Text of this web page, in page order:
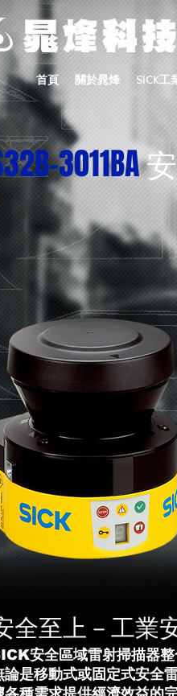
首頁 關於晁烽 SICK工
3011BA
全至上－工業
安全區域雷射掃描器
論是移動式或固定式安全